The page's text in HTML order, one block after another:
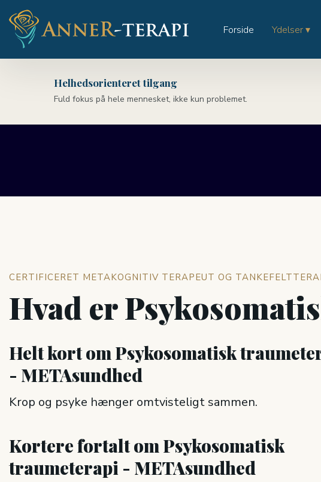
Forside Ydelser ▾
Helhedsorienteret tilgang
Fuld fokus på hele mennesket, ikke kun problemet.
CERTIFICERET METAKOGNITIV TERAPEUT OG
Hvad er
Helt kort om Psykosomatisk
- METAsundhed
Krop og psyke hænger omtvisteligt sammen.
Kortere fortalt om Psykosomatisk
traumeterapi - METAsundhed